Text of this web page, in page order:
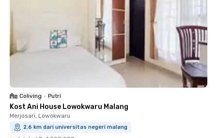
Coliving • Putri
Kost Ani House Lowokwaru Malang
Merjosari, Lowokwaru
2.6 km dari universitas negeri malang